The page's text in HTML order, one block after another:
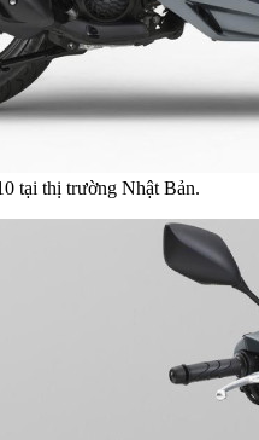
tại thị trường Nhật Bản.